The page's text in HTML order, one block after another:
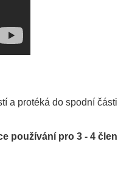
a protéká do spodní
používání pro 3 - 4